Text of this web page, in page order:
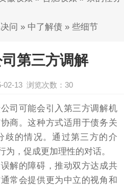
问 » 中了解债» 些细节
第三方调解
02-13 浏览次数：30
司 可能会引入第三方调解机
商。这种方式适用于债务关
歧的情况。通过第三方的介
为，促成更加理性的对话。
解的障碍，推动双方达成共
常会提供更为中立的视角和